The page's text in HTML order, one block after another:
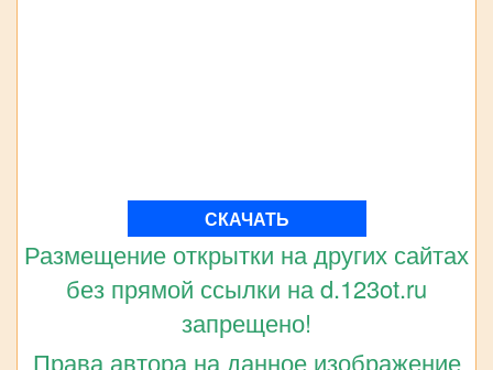
СКАЧАТЬ
Размещение открытки на других сайтах
без прямой ссылки на d.123ot.ru
запрещено!
Права автора на данное изображение